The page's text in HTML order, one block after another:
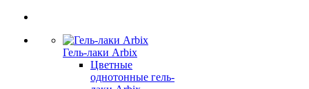
Гель-лаки Arbix
Цветные
однотонные гель-